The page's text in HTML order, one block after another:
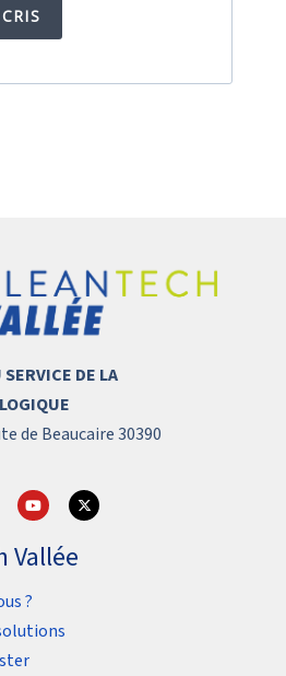
DE LA
de Beaucaire 30390
Vallée
?